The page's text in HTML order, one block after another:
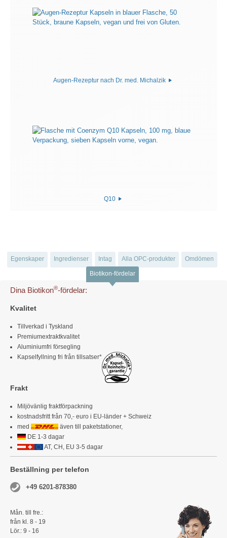
Augen-Rezeptur nach Dr. med. Michalzik
Q10
Egenskaper Ingredienser Intag Alla OPC-produkter Omdömen
Biotikon-fördelar
Dina Biotikon®-fördelar:
Kvalitet
Tillverkad i Tyskland
Premiumextraktkvalitet
Aluminiumfri försegling
Kapselfyllning fri från tillsatser*
Frakt
Miljövänlig fraktförpackning
kostnadsfritt från 70,- euro i EU-länder + Schweiz
med
även till paketstationer,
DE 1-3 dagar
AT, CH, EU 3-5 dagar
Beställning per telefon
+49 6201-878380
Mån. till fre.:
från kl. 8 - 19
Lör.: 9 - 16